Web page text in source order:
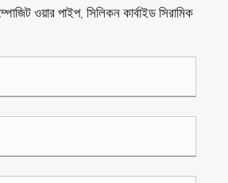
ওয়ার পাইপ, সিলিকন কার্বাইড সিরামিক